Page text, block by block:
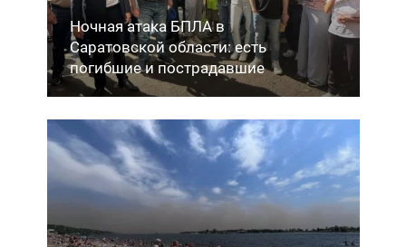
Ночная атака БПЛА в
Саратовской области: есть
погибшие и пострадавшие